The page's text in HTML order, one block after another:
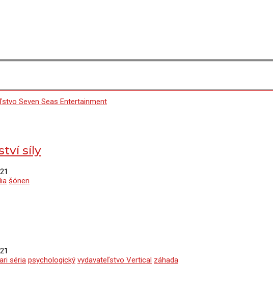
Seven Seas Entertainment
síly
šónen
séria psychologický vydavateľstvo Vertical záhada